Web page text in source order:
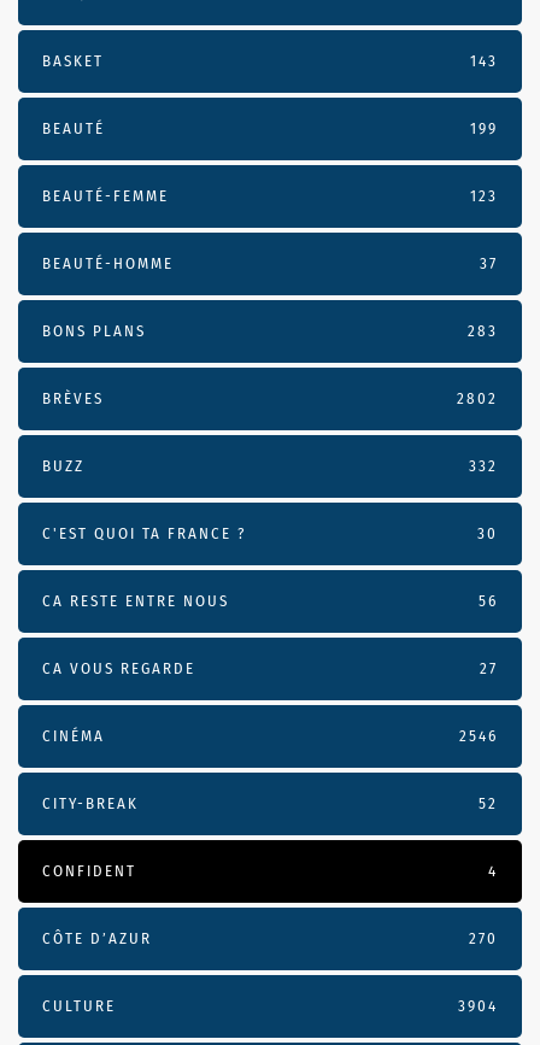
BASKET 143
BEAUTÉ 199
BEAUTÉ-FEMME 123
BEAUTÉ-HOMME 37
BONS PLANS 283
BRÈVES 2802
BUZZ 332
C'EST QUOI TA FRANCE ? 30
CA RESTE ENTRE NOUS 56
CA VOUS REGARDE 27
CINÉMA 2546
CITY-BREAK 52
CONFIDENT 4
CÔTE D’AZUR 270
CULTURE 3904